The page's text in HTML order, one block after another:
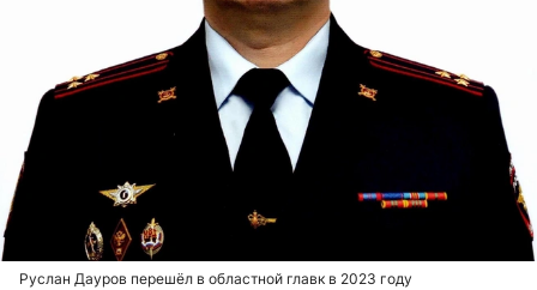
Руслан Дауров перешёл в областной главк в 2023 году